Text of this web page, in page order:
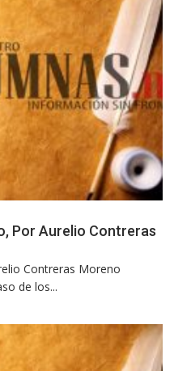
Por Aurelio Contreras
Contreras Moreno
de los...